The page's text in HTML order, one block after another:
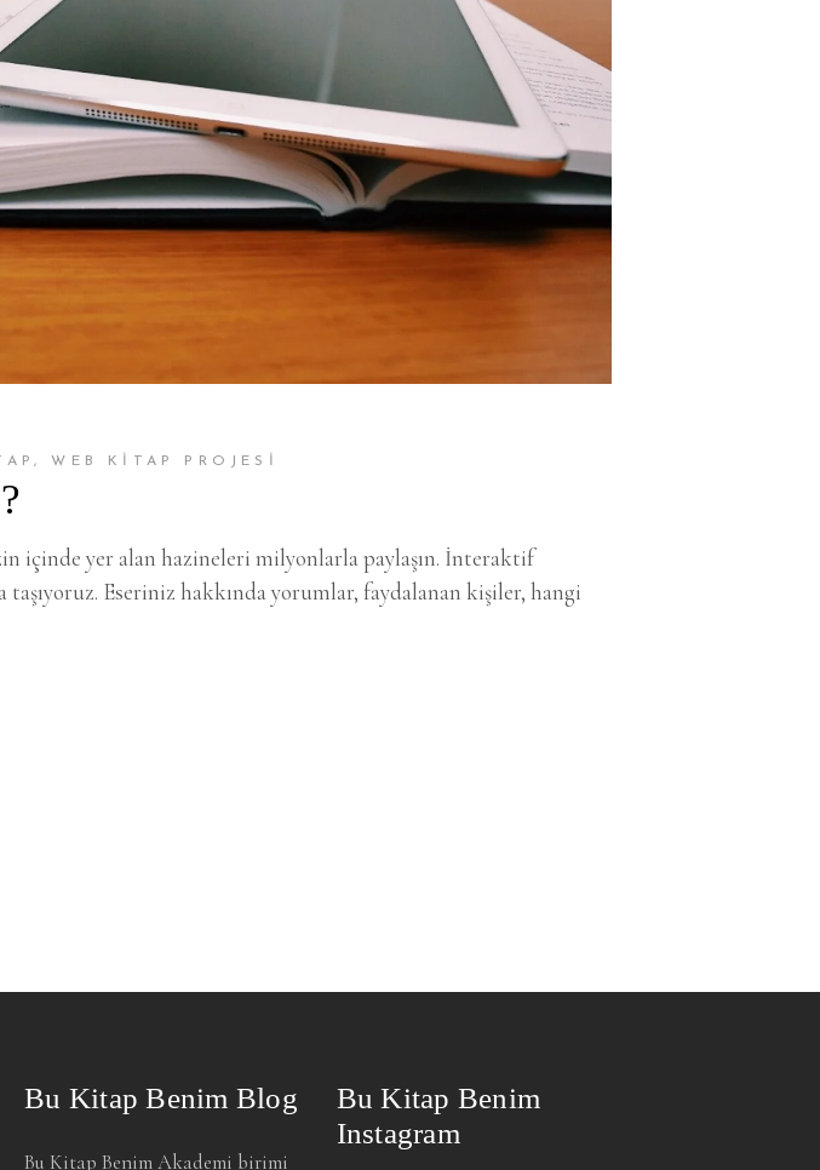
,WEB KITAP PROJESI
içinde yer alan hazineleri milyonlarla paylaşın. İnteraktif
Eseriniz hakkında yorumlar, faydalanan kişiler, hangi
Bu Kitap Benim Blog
Bu Kitap Benim Akademi birimi
Bu Kitap Benim
Instagram